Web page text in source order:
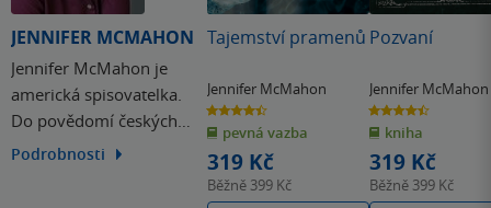
JENNIFER MCMAHON
Jennifer McMahon je
americká spisovatelka.
Do povědomí českých
čtenářů se dostala díky
Podrobnosti
Tajemství pramenů
Jennifer McMahon
4.4
z
5
hvězdiček
pevná vazba
319 Kč
Běžně 399 Kč
Pozvaní
Jennifer McMahon
4.5
z
5
hvězdiček
kniha
319 Kč
Běžně 399 Kč